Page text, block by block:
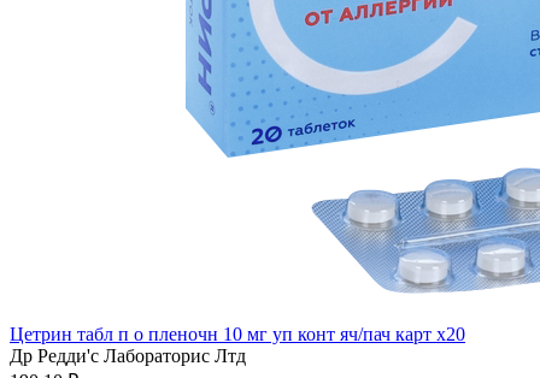
Цетрин табл п о пленочн 10 мг уп конт яч/пач карт x20
Др Редди'с Лабораторис Лтд